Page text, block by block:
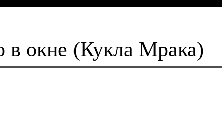
в окне (Кукла Мрака)